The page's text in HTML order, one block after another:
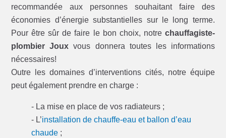
recommandée aux personnes souhaitant faire des
économies d’énergie substantielles sur le long terme.
Pour être sûr de faire le bon choix, notre chauffagiste-
plombier Joux vous donnera toutes les informations
nécessaires!
Outre les domaines d’interventions cités, notre équipe
peut également prendre en charge :
- La mise en place de vos radiateurs ;
- L’installation de chauffe-eau et ballon d’eau
chaude ;